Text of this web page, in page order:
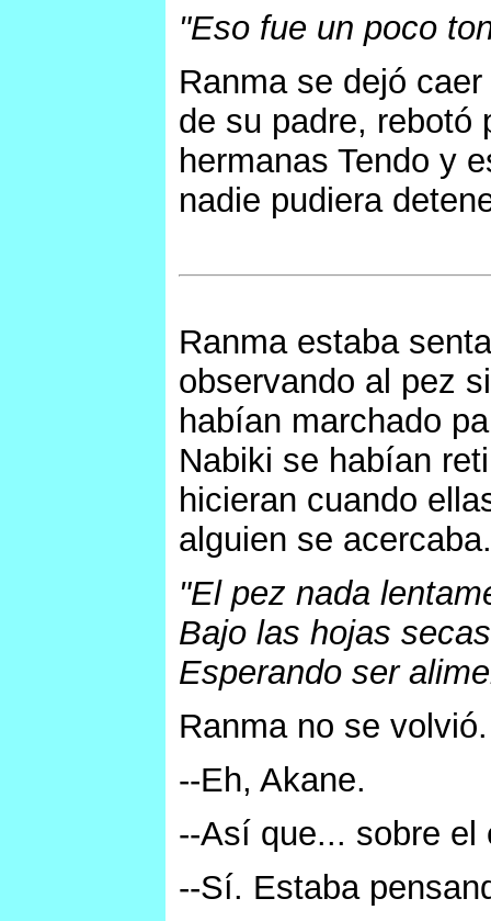
"Eso fue un poco
Ranma se dejó
de su padre, rebotó
hermanas Tendo y
nadie pudiera
Ranma estaba
observando al pez
habían marchado
Nabiki se habían
hicieran cuando
alguien se acercaba.
"El pez nada
Bajo las hojas
Esperando ser
Ranma no se volvió.
--Eh, Akane.
--Así que... sobre el
--Sí. Estaba